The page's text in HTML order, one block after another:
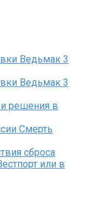
Ведьмак 3
Ведьмак 3
решения в
Смерть
сброса
или в